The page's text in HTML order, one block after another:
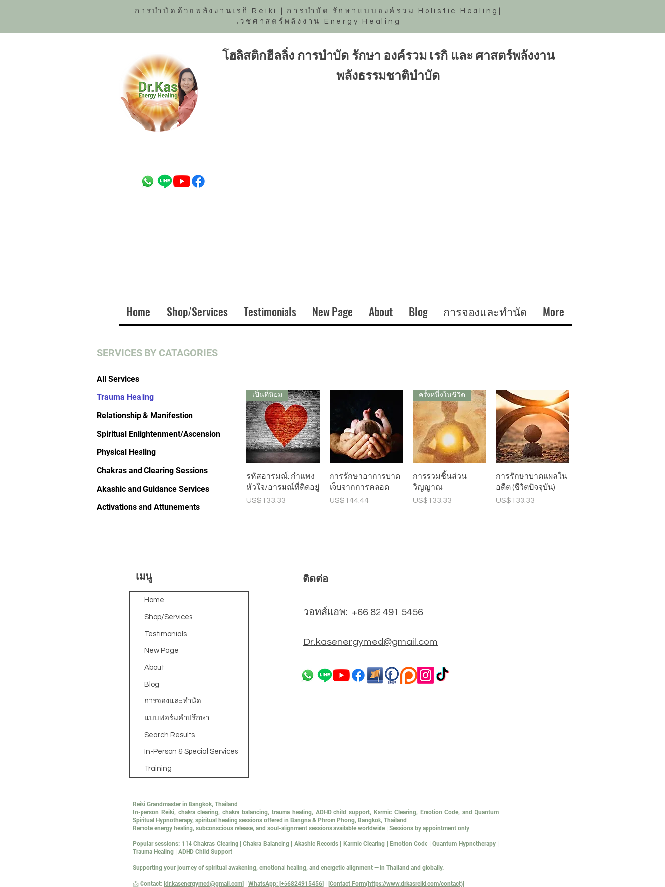
การบำบัดด้วยพลังงานเรกิ Reiki | การบำบัด รักษาแบบองค์รวม Holistic Healing|
เวชศาสตร์พลังงาน Energy Healing
โฮลิสติกฮีลลิ่ง การบำบัด รักษา องค์รวม เรกิ และ ศาสตร์พลังงาน
พลังธรรมชาติบำบัด
Home Shop/Services Testimonials New Page About Blog การจองและทำนัด More
SERVICES BY CATAGORIES
All Services
Trauma Healing
Relationship & Manifestion
Spiritual Enlightenment/Ascension
Physical Healing
Chakras and Clearing Sessions
Akashic and Guidance Services
Activations and Attunements
ดูข้อมูลด่วน
เป็นที่นิยม
รหัสอารมณ์: กำแพง
หัวใจ/อารมณ์ที่ติดอยู่
ราคา
US$133.33
ดูข้อมูลด่วน
การรักษาอาการบาด
เจ็บจากการคลอด
ราคา
US$144.44
ดูข้อมูลด่วน
ครั้งหนึ่งในชีวิต
การรวมชิ้นส่วน
วิญญาณ
ราคา
US$133.33
ดูข้อมูลด่วน
การรักษาบาดแผลใน
อดีต (ชีวิตปัจจุบัน)
ราคา
US$133.33
เมนู
Home
Shop/Services
Testimonials
New Page
About
Blog
การจองและทำนัด
แบบฟอร์มคำปรึกษา
Search Results
In-Person & Special Services
Training
ติดต่อ
วอทส์แอพ: +66 82 491 5456
Dr.kasenergymed@gmail.com
Reiki Grandmaster in Bangkok, Thailand
In-person Reiki, chakra clearing, chakra balancing, trauma healing, ADHD child support, Karmic Clearing, Emotion Code, and Quantum
Spiritual Hypnotherapy, spiritual healing sessions offered in Bangna & Phrom Phong, Bangkok, Thailand
Remote energy healing, subconscious release, and soul-alignment sessions available worldwide | Sessions by appointment only
Popular sessions: 114 Chakras Clearing | Chakra Balancing | Akashic Records | Karmic Clearing | Emotion Code | Quantum Hypnotherapy |
Trauma Healing | ADHD Child Support
Supporting your journey of spiritual awakening, emotional healing, and energetic alignment — in Thailand and globally.
📩 Contact: [ dr.kasenergymed@gmail.com] | WhatsApp: [+66824915456] | [ Contact Form(https://www.drkasreiki.com/contact)]